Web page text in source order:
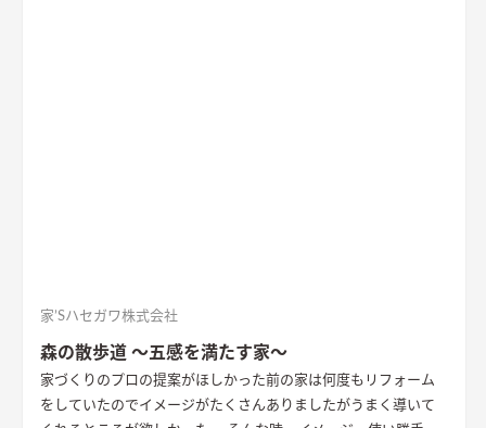
家’Sハセガワ株式会社
森の散歩道 ～五感を満たす家～
家づくりのプロの提案がほしかった前の家は何度もリフォーム
をしていたのでイメージがたくさんありましたがうまく導いて